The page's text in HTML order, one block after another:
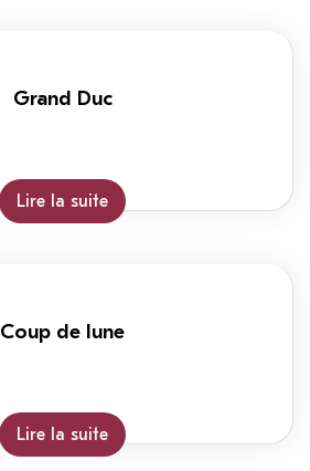
Grand Duc
Lire la suite
Coup de lune
Lire la suite